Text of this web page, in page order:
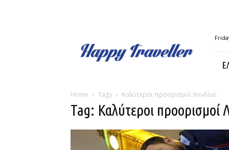
Traveller
Home Tags Καλύτεροι προορισμοί Λονδίνο
Tag: Καλύτεροι προορισμοί